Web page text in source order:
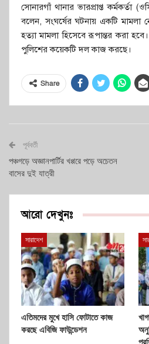
সোনারগাঁ থানার ভারপ্রাপ্ত কর্মকর্তা
বলেন, সংঘর্ষের ঘটনায় একটি মামলা
হত্যা মামলা হিসেবে রূপান্তর করা
পুলিশের কয়েকটি দল কাজ করছে।
Share
পূর্ববর্তী
পঞ্চগড়ে অজ্ঞানপার্টির খপ্পরে পড়ে অচেতন
বাসের দুই যাত্রী
আরো দেখুনঃ
সারাদেশ
এতিমদের মুখে হাসি ফোটাতে কাজ
করছে এবিজি ফাউন্ডেশন